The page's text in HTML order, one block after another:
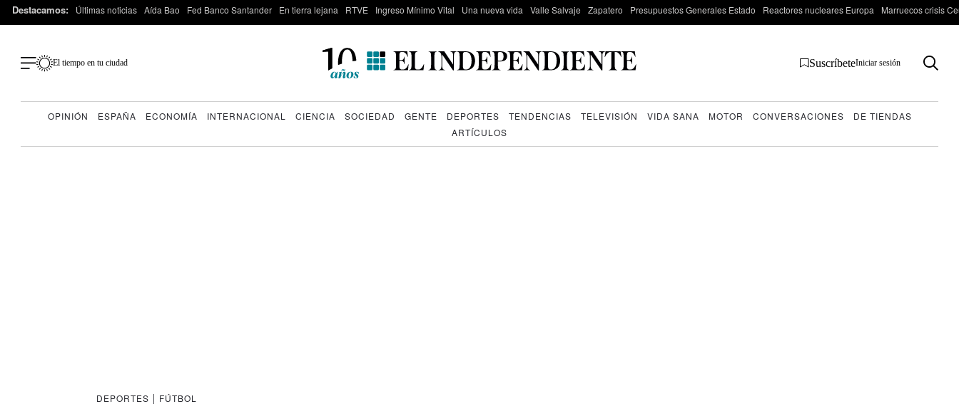
Destacamos: Últimas noticias Aída Bao Fed Banco Santander En tierra lejana RTVE Ingreso Mínimo Vital Una nueva vida Valle Salvaje Zapatero Presupuestos Generales Estado Reactores nucleares Europa Marruecos crisis
El tiempo en tu ciudad SuscríbeteIniciar sesión
OPINIÓN ESPAÑA ECONOMÍA INTERNACIONAL CIENCIA SOCIEDAD GENTE DEPORTES TENDENCIAS TELEVISIÓN VIDA SANA MOTOR CONVERSACIONES
DE TIENDAS
ARTÍCULOS
DEPORTES | FÚTBOL